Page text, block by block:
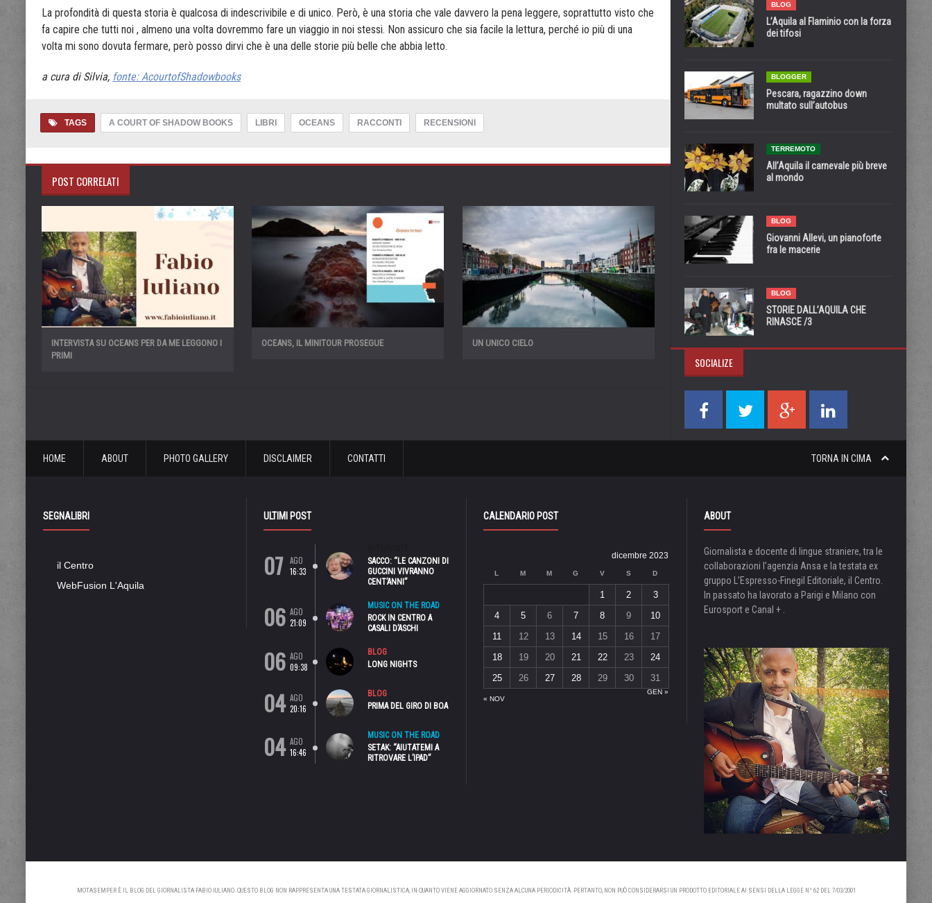
La profondità di questa storia è qualcosa di indescrivibile e di unico. Però, è una storia che vale davvero la pena leggere, soprattutto visto che
fa capire che tutti noi , almeno una volta dovremmo fare un viaggio in noi stessi. Non assicuro che sia facile la lettura, perché io più di una
volta mi sono dovuta fermare, però posso dirvi che è una delle storie più belle che abbia letto.
a cura di Silvia, fonte: AcourtofShadowbooks
TAGS A COURT OF SHADOW BOOKS LIBRI OCEANS RACCONTI RECENSIONI
POST CORRELATI
INTERVISTA SU OCEANS PER DA ME LEGGONO I
PRIMI
OCEANS, IL MINITOUR PROSEGUE UN UNICO CIELO
BLOG
L’Aquila al Flaminio con la forza
dei tifosi
BLOGGER
Pescara, ragazzino down
multato sull’autobus
TERREMOTO
All’Aquila il carnevale più breve
al mondo
BLOG
Giovanni Allevi, un pianoforte
fra le macerie
BLOG
STORIE DALL’AQUILA CHE
RINASCE /3
SOCIALIZE
TORNA IN CIMA
HOME ABOUT PHOTO GALLERY DISCLAIMER CONTATTI
SEGNALIBRI
il Centro
WebFusion L'Aquila
ULTIMI POST
07
AGO
16:33
SACCO: “LE CANZONI DI
GUCCINI VIVRANNO
CENT’ANNI”
06 AGO
21:09
MUSIC ON THE ROAD
ROCK IN CENTRO A
CASALI D’ASCHI
06 AGO
09:38
BLOG
LONG NIGHTS
04 AGO
20:16
BLOG
PRIMA DEL GIRO DI BOA
04 AGO
16:46
MUSIC ON THE ROAD
SETAK: “AIUTATEMI A
RITROVARE L’IPAD”
CALENDARIO POST
dicembre 2023
L M M G V S D
« NOV
GEN »
1 2
3
4
5 6 7 8 9
10
11
12 13 14 15 16
17
18
19 20 21 22 23
24
25
26 27 28 29 30 31
ABOUT
Giornalista e docente di lingue straniere, tra le
collaborazioni l’agenzia Ansa e la testata ex
gruppo L’Espresso-Finegil Editoriale, il Centro.
In passato ha lavorato a Parigi e Milano con
Eurosport e Canal + .
MOTASEMPER È IL BLOG DEL GIORNALISTA FABIO IULIANO. QUESTO BLOG NON RAPPRESENTA UNA TESTATA GIORNALISTICA, IN QUANTO VIENE AGGIORNATO SENZA ALCUNA PERIODICITÀ. PERTANTO, NON PUÒ CONSIDERARSI UN PRODOTTO EDITORIALE AI SENSI DELLA LEGGE N° 62 DEL 7/03/2001